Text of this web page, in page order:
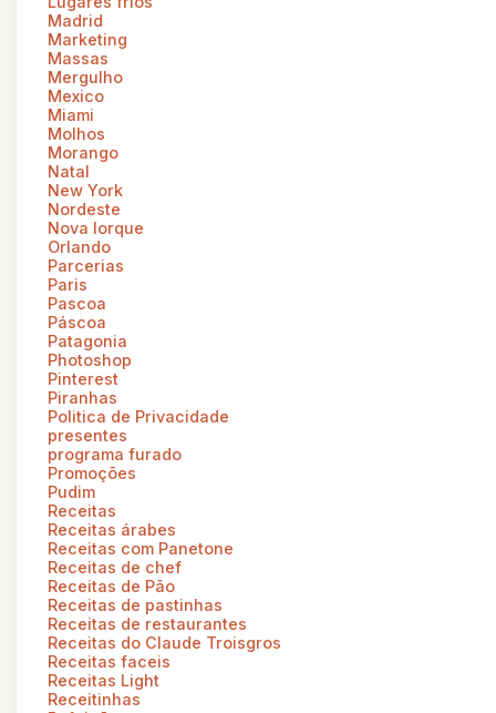
Madrid
Marketing
Massas
Mergulho
Mexico
Miami
Molhos
Morango
Natal
New York
Nordeste
Nova Iorque
Orlando
Parcerias
Paris
Pascoa
Páscoa
Patagonia
Photoshop
Pinterest
Piranhas
Politica de Privacidade
presentes
programa furado
Promoções
Pudim
Receitas
Receitas árabes
Receitas com Panetone
Receitas de chef
Receitas de Pão
Receitas de pastinhas
Receitas de restaurantes
Receitas do Claude Troisgros
Receitas faceis
Receitas Light
Receitinhas